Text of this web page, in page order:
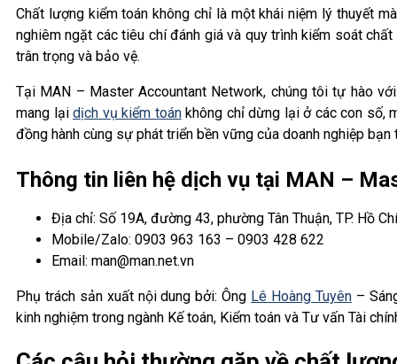
Chất lượng kiểm toán không chỉ là một khái niệm lý thuyết
nghiêm ngặt các tiêu chí đánh giá và quy trình kiểm soát
trân trọng và bảo vệ.
Tại MAN – Master Accountant Network, chúng tôi tự hào
mang lạidịch vụ kiểm toánkhông chỉ dừng lại ở các con số,
đồng hành cùng sự phát triển bền vững của doanh nghiệp
Thông tin liên hệ dịch vụ tại MAN –
Địa chỉ: Số 19A, đường 43, phường Tân Thuận, TP. Hồ
Mobile/Zalo: 0903 963 163 – 0903 428 622
Email: man@man.net.vn
Phụ trách sản xuất nội dung bởi: Ông Lê Hoàng Tuyên–
kinh nghiệm trong ngành Kế toán, Kiểm toán và Tư vấn Tài